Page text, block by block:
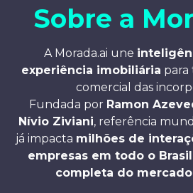
Sobre a
A Morada.ai une
experiência imobiliária para
comercial das
Fundada por Ramon
Nívio Ziviani, referência
já impacta milhões de
empresas em todo o
completa do